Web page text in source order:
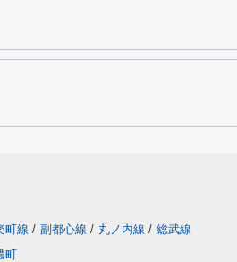
町線 / 副都心線 / 丸ノ内線 / 総武線
町